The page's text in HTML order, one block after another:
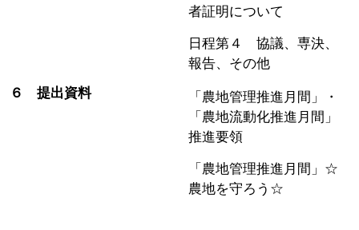
者証明について
日程第４ 協議、専決、
報告、その他
６ 提出資料
「農地管理推進月間」・
「農地流動化推進月間」
推進要領
「農地管理推進月間」☆
農地を守ろう☆